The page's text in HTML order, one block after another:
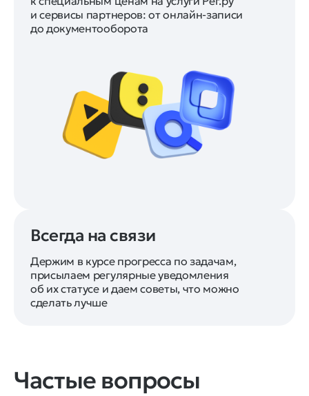
и сервисы партнеров: от онлайн-записи
до документооборота
Всегда на связи
Держим в курсе прогресса по задачам,
присылаем регулярные уведомления
об их статусе и даем советы, что можно
сделать лучше
Частые вопросы